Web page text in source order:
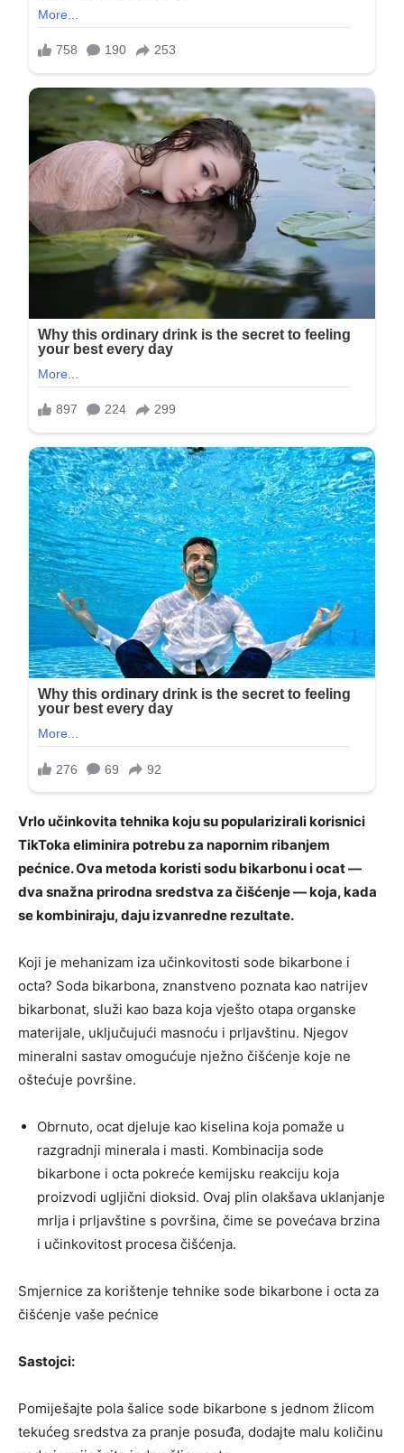
Vrlo učinkovita tehnika koju su popularizirali korisnici
TikToka eliminira potrebu za napornim ribanjem
pećnice. Ova metoda koristi sodu bikarbonu i ocat —
dva snažna prirodna sredstva za čišćenje — koja, kada
se kombiniraju, daju izvanredne rezultate.
Koji je mehanizam iza učinkovitosti sode bikarbone i
octa? Soda bikarbona, znanstveno poznata kao natrijev
bikarbonat, služi kao baza koja vješto otapa organske
materijale, uključujući masnoću i prljavštinu. Njegov
mineralni sastav omogućuje nježno čišćenje koje ne
oštećuje površine.
Obrnuto, ocat djeluje kao kiselina koja pomaže u
razgradnji minerala i masti. Kombinacija sode
bikarbone i octa pokreće kemijsku reakciju koja
proizvodi ugljični dioksid. Ovaj plin olakšava uklanjanje
mrlja i prljavštine s površina, čime se povećava brzina
i učinkovitost procesa čišćenja.
Smjernice za korištenje tehnike sode bikarbone i octa za
čišćenje vaše pećnice
Sastojci:
Pomiješajte pola šalice sode bikarbone s jednom žlicom
tekućeg sredstva za pranje posuđa, dodajte malu količinu